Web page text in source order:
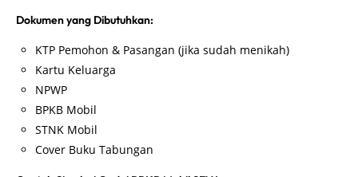
Dokumen yang Dibutuhkan:
KTP Pemohon & Pasangan (jika sudah menikah)
Kartu Keluarga
NPWP
BPKB Mobil
STNK Mobil
Cover Buku Tabungan